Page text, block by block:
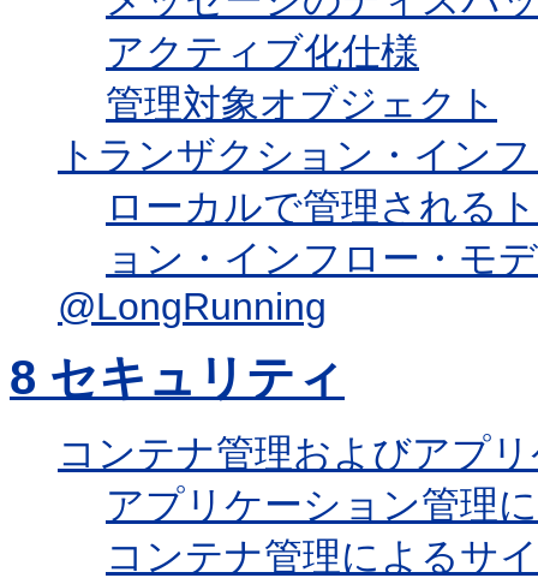
アクティブ化仕様
管理対象オブジェクト
トランザクション・イン
ローカルで管理される
ョン・インフロー・モ
@LongRunning
8 セキュリティ
コンテナ管理およびアプ
アプリケーション管理
コンテナ管理によるサ